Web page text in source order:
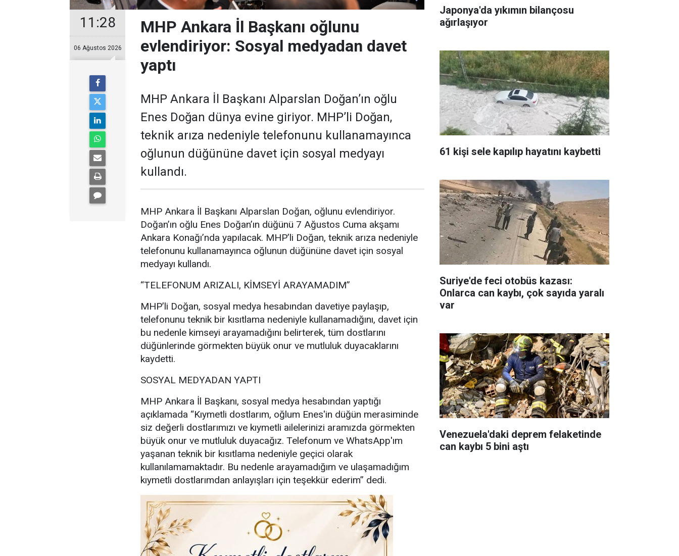
11:28
06 Ağustos 2026
MHP Ankara İl Başkanı oğlunu
evlendiriyor: Sosyal medyadan davet
yaptı
MHP Ankara İl Başkanı Alparslan Doğan’ın oğlu
Enes Doğan dünya evine giriyor. MHP’li Doğan,
teknik arıza nedeniyle telefonunu kullanamayınca
oğlunun düğününe davet için sosyal medyayı
kullandı.
MHP Ankara İl Başkanı Alparslan Doğan, oğlunu evlendiriyor.
Doğan’ın oğlu Enes Doğan’ın düğünü 7 Ağustos Cuma akşamı
Ankara Konağı’nda yapılacak. MHP’li Doğan, teknik arıza nedeniyle
telefonunu kullanamayınca oğlunun düğününe davet için sosyal
medyayı kullandı.
“TELEFONUM ARIZALI, KİMSEYİ ARAYAMADIM”
MHP’li Doğan, sosyal medya hesabından davetiye paylaşıp,
telefonunu teknik bir kısıtlama nedeniyle kullanamadığını, davet için
bu nedenle kimseyi arayamadığını belirterek, tüm dostlarını
düğünlerinde görmekten büyük onur ve mutluluk duyacaklarını
kaydetti.
SOSYAL MEDYADAN YAPTI
MHP Ankara İl Başkanı, sosyal medya hesabından yaptığı
açıklamada “Kıymetli dostlarım, oğlum Enes'in düğün merasiminde
siz değerli dostlarımızı ve kıymetli ailelerinizi aramızda görmekten
büyük onur ve mutluluk duyacağız. Telefonum ve WhatsApp'ım
yaşanan teknik bir kısıtlama nedeniyle geçici olarak
kullanılamamaktadır. Bu nedenle arayamadığım ve ulaşamadığım
kıymetli dostlarımdan anlayışları için teşekkür ederim” dedi.
Japonya'da yıkımın bilançosu
ağırlaşıyor
61 kişi sele kapılıp hayatını kaybetti
Suriye'de feci otobüs kazası:
Onlarca can kaybı, çok sayıda yaralı
var
Venezuela'daki deprem felaketinde
can kaybı 5 bini aştı